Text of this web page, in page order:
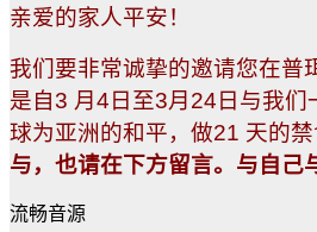
亲爱的家人平安！
我们要非常诚挚的邀请您在普
是自3 月4日至3月24日与我们
球为亚洲的和平，做21 天的禁
与，也请在下方留言。与自己
流畅音源